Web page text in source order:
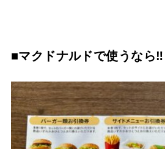
■マクドナルドで使うなら‼